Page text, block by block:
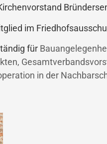
im
für
in der